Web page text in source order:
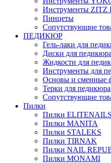
Инструменты ZITZ
Пинцеты
Сопутствующие
ПЕДИКЮР
Гель-лаки для
Диски для педикюра
Жидкости для
Инструменты для
Основы и сменные
Терки для педикюра
Сопутствующие
Пилки
Пилки ELITENAILS
Пилки MANITA
Пилки STALEKS
Пилки TIRNAK
Пилки NAIL
Пилки MONAMI